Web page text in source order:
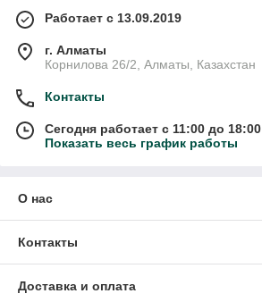
Работает с 13.09.2019
г. Алматы
Корнилова 26/2, Алматы, Казахстан
Контакты
Сегодня работает с 11:00 до 18:00
Показать весь график работы
О нас
Контакты
Доставка и оплата